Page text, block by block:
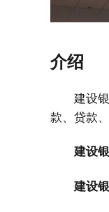
介绍
建设
款、贷款
建设
建设